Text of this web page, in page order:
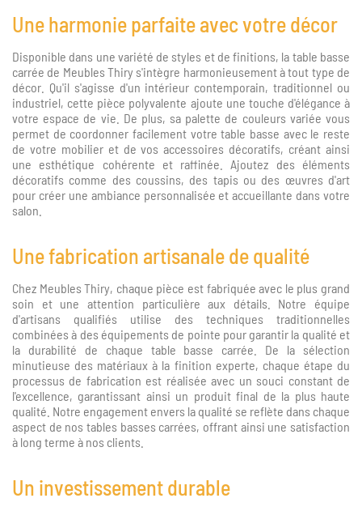
Une harmonie parfaite avec votre décor
Disponible dans une variété de styles et de finitions, la table basse
carrée de Meubles Thiry s'intègre harmonieusement à tout type de
décor. Qu'il s'agisse d'un intérieur contemporain, traditionnel ou
industriel, cette pièce polyvalente ajoute une touche d'élégance à
votre espace de vie. De plus, sa palette de couleurs variée vous
permet de coordonner facilement votre table basse avec le reste
de votre mobilier et de vos accessoires décoratifs, créant ainsi
une esthétique cohérente et raffinée. Ajoutez des éléments
décoratifs comme des coussins, des tapis ou des œuvres d'art
pour créer une ambiance personnalisée et accueillante dans votre
salon.
Une fabrication artisanale de qualité
Chez Meubles Thiry, chaque pièce est fabriquée avec le plus grand
soin et une attention particulière aux détails. Notre équipe
d'artisans qualifiés utilise des techniques traditionnelles
combinées à des équipements de pointe pour garantir la qualité et
la durabilité de chaque table basse carrée. De la sélection
minutieuse des matériaux à la finition experte, chaque étape du
processus de fabrication est réalisée avec un souci constant de
l'excellence, garantissant ainsi un produit final de la plus haute
qualité. Notre engagement envers la qualité se reflète dans chaque
aspect de nos tables basses carrées, offrant ainsi une satisfaction
à long terme à nos clients.
Un investissement durable